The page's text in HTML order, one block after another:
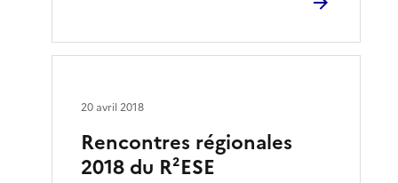
Rencontres régionales
2018 du R²ESE
20 avril 2018